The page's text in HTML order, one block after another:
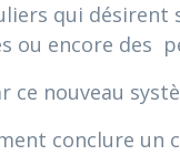
qui
ou encore des
ce nouveau
conclure un